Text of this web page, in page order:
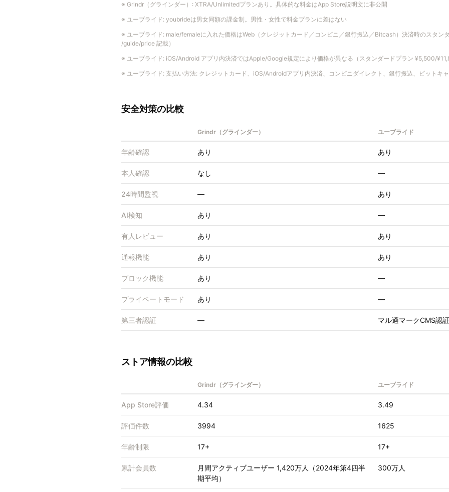
※ Grindr（グラインダー） : XTRA/Unlimitedプランあり。具体的な料金はApp Store説明文に非公開
※ ユーブライド : youbrideは男女同額の課金制。男性・女性で料金プランに差はない
※ ユーブライド : male/femaleに入れた価格はWeb（クレジットカード／コンビニ／銀行振込／Bitcash）決済時のスタン
/guide/price 記載）
※ ユーブライド : iOS/Android アプリ内決済ではApple/Google規定により価格が異なる（スタンダードプラン ¥5,500/
※ ユーブライド : 支払い方法: クレジットカード、iOS/Androidアプリ内決済、コンビニダイレクト、銀行振込、ビットキャ
安全対策の比較
Grindr（グラインダー） ユーブライド
年齢確認 あり あり
本人確認 なし —
24時間監視 — あり
AI検知 あり —
有人レビュー あり あり
通報機能 あり あり
ブロック機能 あり —
プライベートモード あり —
第三者認証 — マル適マークCMS認
ストア情報の比較
Grindr（グラインダー） ユーブライド
App Store評価 4.34 3.49
評価件数 3994 1625
年齢制限 17+ 17+
累計会員数
月間アクティブユーザー 1,420万人（2024年第4四半
期平均）
300万人